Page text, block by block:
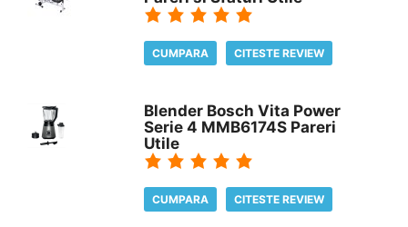
CUMPARA CITESTE REVIEW
Blender Bosch Vita Power
Serie 4 MMB6174S Pareri
Utile
CUMPARA CITESTE REVIEW